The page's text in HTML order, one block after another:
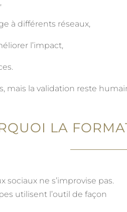
à différents réseaux,
l’impact,
mais la validation reste
LA
sociaux ne s’improvise pas.
utilisent l’outil de façon